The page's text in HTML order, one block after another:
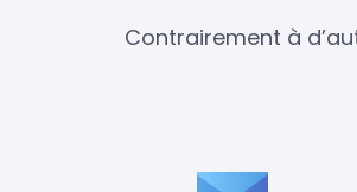
Contrairement à